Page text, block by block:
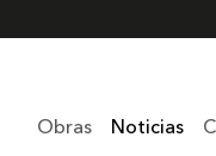
Obras Noticias